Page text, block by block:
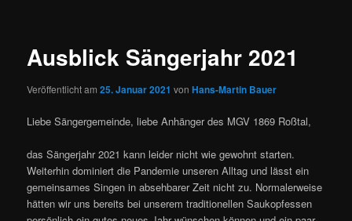
Ausblick Sängerjahr 2021
Veröffentlicht am25. Januar 2021 vonHans-Martin Bauer
Liebe Sängergemeinde, liebe Anhänger des MGV 1869 Roßtal,
das Sängerjahr 2021 kann leider nicht wie gewohnt starten.
Weiterhin dominiert die Pandemie unseren Alltag und lässt ein
gemeinsames Singen in absehbarer Zeit nicht zu. Normalerweise
hätten wir uns bereits bei unserem traditionellen Saukopfessen